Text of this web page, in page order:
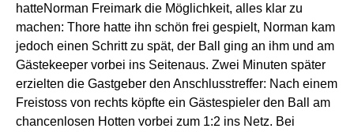
hatteNorman Freimark die Möglichkeit, alles klar zu
machen: Thore hatte ihn schön frei gespielt, Norman kam
jedoch einen Schritt zu spät, der Ball ging an ihm und am
Gästekeeper vorbei ins Seitenaus. Zwei Minuten später
erzielten die Gastgeber den Anschlusstreffer: Nach einem
Freistoss von rechts köpfte ein Gästespieler den Ball am
chancenlosen Hotten vorbei zum 1:2 ins Netz. Bei